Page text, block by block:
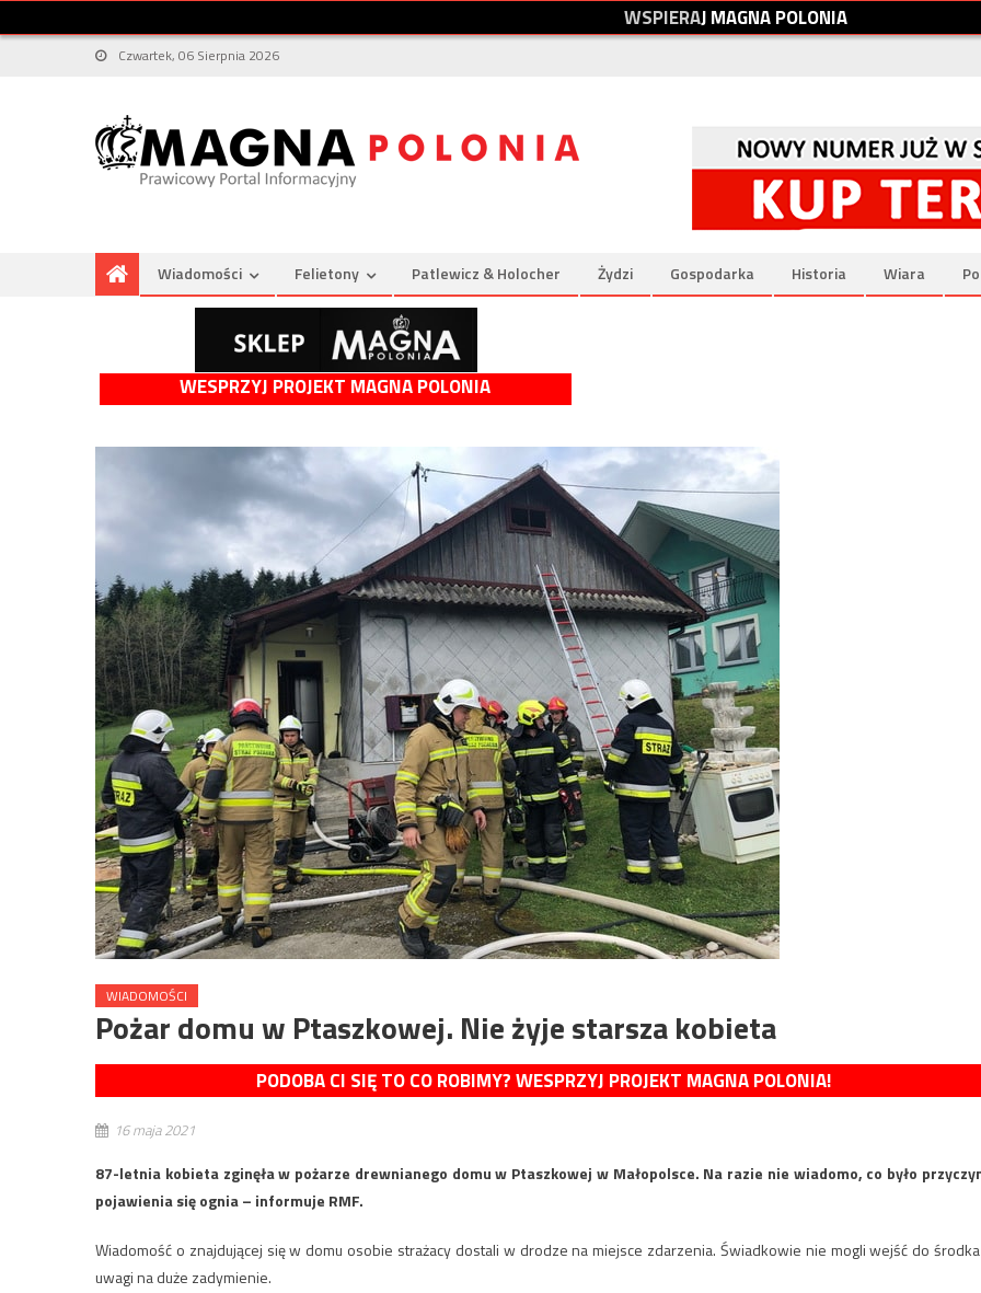
WSPIERAJMAGNAPOLONIA
Czwartek, 06 Sierpnia 2026
Wiadomości Felietony Patlewicz & Holocher Żydzi Gospodarka Historia Wiara
WESPRZYJ PROJEKT MAGNA POLONIA
WIADOMOŚCI
Pożar domu w Ptaszkowej. Nie żyje starsza kobieta
PODOBA CI SIĘ TO CO ROBIMY? WESPRZYJ PROJEKT MAGNA POLONIA!
16 maja 2021
87-letnia kobieta zginęła w pożarze drewnianego domu w Ptaszkowej w Małopolsce. Na razie nie wiadomo, co było
pojawienia się ognia – informuje RMF.
Wiadomość o znajdującej się w domu osobie strażacy dostali w drodze na miejsce zdarzenia. Świadkowie nie mogli wejść do
uwagi na duże zadymienie.